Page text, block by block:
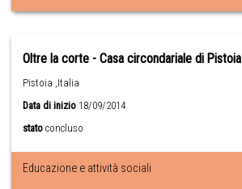
Oltre la corte - Casa circondariale di Pistoia
Pistoia ,Italia
Data di inizio 18/09/2014
stato concluso
Educazione e attività sociali